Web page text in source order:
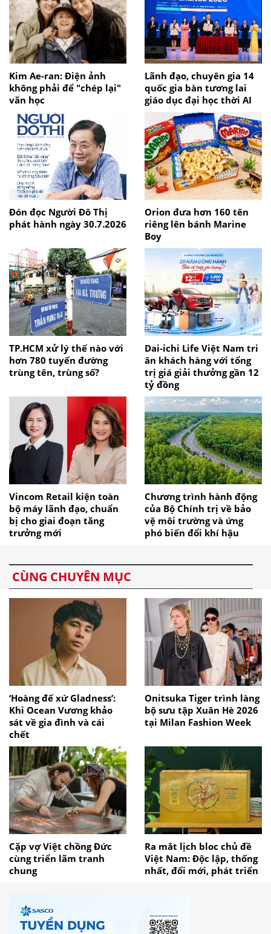
Kim Ae-ran: Điện ảnh
không phải để "chép lại"
văn học
Lãnh đạo, chuyên gia 14
quốc gia bàn tương lai
giáo dục đại học thời AI
Đón đọc Người Đô Thị
phát hành ngày 30.7.2026
Orion đưa hơn 160 tên
riêng lên bánh Marine
Boy
TP.HCM xử lý thế nào với
hơn 780 tuyến đường
trùng tên, trùng số?
Dai-ichi Life Việt Nam tri
ân khách hàng với tổng
trị giá giải thưởng gần 12
tỷ đồng
Vincom Retail kiện toàn
bộ máy lãnh đạo, chuẩn
bị cho giai đoạn tăng
trưởng mới
Chương trình hành động
của Bộ Chính trị về bảo
vệ môi trường và ứng
phó biến đổi khí hậu
CÙNG CHUYÊN MỤC
‘Hoàng đế xứ Gladness’:
Khi Ocean Vương khảo
sát về gia đình và cái
chết
Onitsuka Tiger trình làng
bộ sưu tập Xuân Hè 2026
tại Milan Fashion Week
Cặp vợ Việt chồng Đức
cùng triển lãm tranh
chung
Ra mắt lịch bloc chủ đề
Việt Nam: Độc lập, thống
nhất, đổi mới, phát triển